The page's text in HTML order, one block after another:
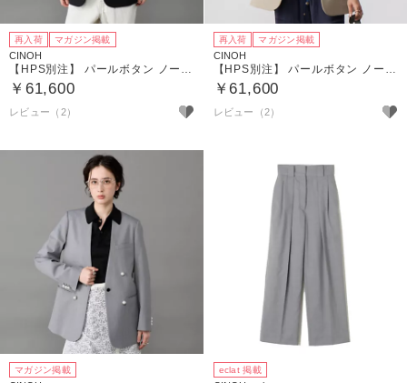
再入荷 マガジン掲載
CINOH
【HPS別注】 パールボタン ノーカラージャケット
￥61,600
レビュー（2）
再入荷 マガジン掲載
CINOH
【HPS別注】 パールボタン ノーカラージャケット
￥61,600
レビュー（2）
マガジン掲載 eclat 掲載